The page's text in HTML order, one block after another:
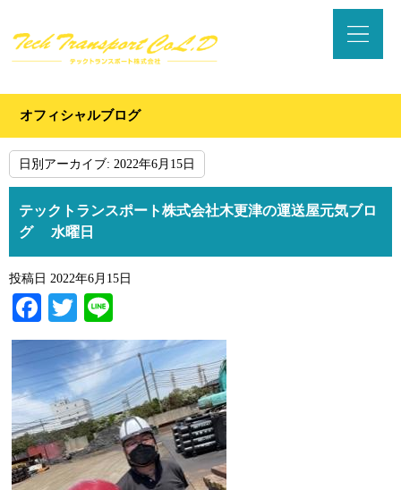
オフィシャルブログ
日別アーカイブ: 2022年6月15日
テックトランスポート株式会社木更津の運送屋元気ブロ
グ 水曜日
投稿日 2022年6月15日
Facebook
Twitter